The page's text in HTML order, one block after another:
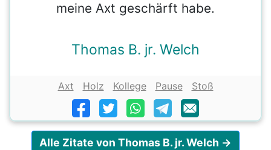
meine Axt geschärft habe.
Thomas B. jr. Welch
Axt Holz Kollege Pause Stoß
Alle Zitate von Thomas B. jr. Welch →